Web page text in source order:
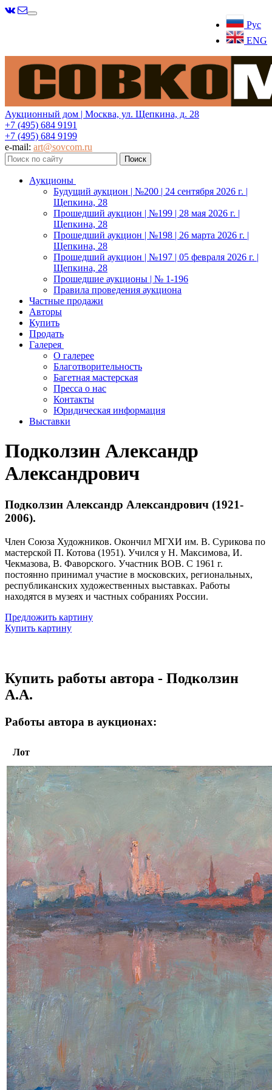
Рус
ENG
Меню
Аукционный дом | Москва, ул. Щепкина, д. 28
+7 (495) 684 9191
+7 (495) 684 9199
e-mail: art@sovcom.ru
Аукционы
Будущий аукцион | №200 | 24 сентября 2026 г. |
Щепкина, 28
Прошедший аукцион | №199 | 28 мая 2026 г. |
Щепкина, 28
Прошедший аукцион | №198 | 26 марта 2026 г. |
Щепкина, 28
Прошедший аукцион | №197 | 05 февраля 2026 г. |
Щепкина, 28
Прошедшие аукционы | № 1-196
Правила проведения аукциона
Частные продажи
Авторы
Купить
Продать
Галерея
О галерее
Благотворительность
Багетная мастерская
Пресса о нас
Контакты
Юридическая информация
Выставки
Подколзин Александр
Александрович
Подколзин Александр Александрович (1921-
2006).
Член Союза Художников. Окончил МГХИ им. В. Сурикова по
мастерской П. Котова (1951). Учился у Н. Максимова, И.
Чекмазова, В. Фаворского. Участник ВОВ. С 1961 г.
постоянно принимал участие в московских, региональных,
республиканских художественных выставках. Работы
находятся в музеях и частных собраниях России.
Предложить картину
Купить картину
Купить работы автора - Подколзин
А.А.
Работы автора в аукционах:
Лот